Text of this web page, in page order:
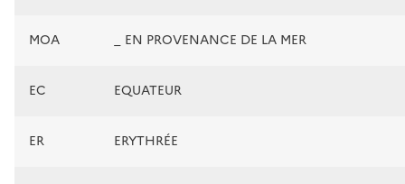
MOA _ EN PROVENANCE DE LA MER
EC EQUATEUR
ER ERYTHRÉE